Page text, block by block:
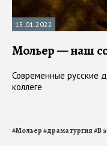
15.01.2022
Мольер — наш
Современные русские
коллеге
#Мольер#драматургия#В